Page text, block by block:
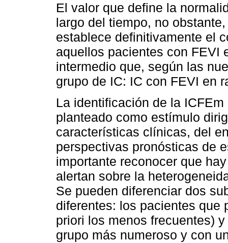
El valor que define la
largo del tiempo, no
establece definitivamente el
aquellos pacientes con FEVI
intermedio que, según las
grupo de IC: IC con FEVI en
La identificación de la
planteado como estímulo
características clínicas, del
perspectivas pronósticas de
importante reconocer que
alertan sobre la
Se pueden diferenciar dos
diferentes: los pacientes que
priori los menos frecuentes)
grupo más numeroso y con